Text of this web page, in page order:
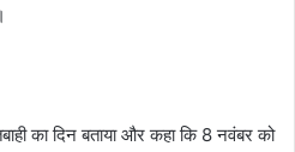
का दिन बताया और कहा कि 8 नवंबर को